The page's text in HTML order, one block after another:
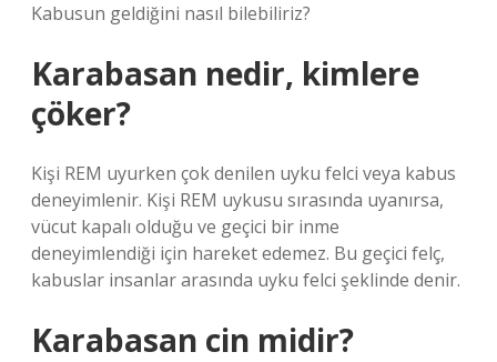
Kabusun geldiğini nasıl bilebiliriz?
Karabasan nedir, kimlere
çöker?
Kişi REM uyurken çok denilen uyku felci veya kabus
deneyimlenir. Kişi REM uykusu sırasında uyanırsa,
vücut kapalı olduğu ve geçici bir inme
deneyimlendiği için hareket edemez. Bu geçici felç,
kabuslar insanlar arasında uyku felci şeklinde denir.
Karabasan cin midir?